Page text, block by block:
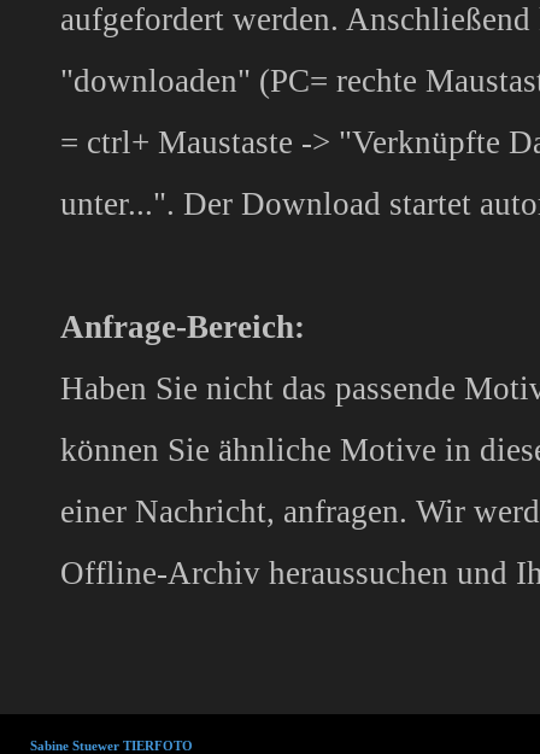
aufgefordert werden.
"downloaden" (PC= rechte
= ctrl+ Maustaste -> "Verknüpfte
unter...". Der Download startet
Anfrage-Bereich:
Haben Sie nicht das passende
können Sie ähnliche Motive in
einer Nachricht, anfragen. Wir
Offline-Archiv heraussuchen und
Sabine Stuewer TIERFOTO